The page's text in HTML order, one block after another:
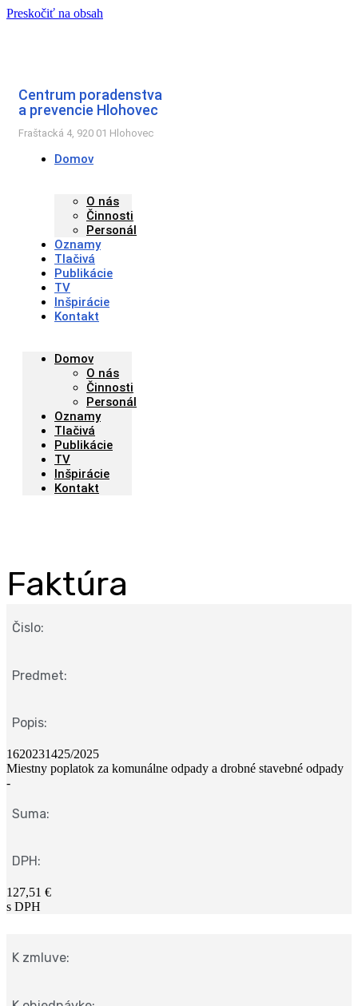
Preskočiť na obsah
Centrum poradenstva
a prevencie Hlohovec
Fraštacká 4, 920 01 Hlohovec
Domov
O nás
Činnosti
Personál
Oznamy
Tlačivá
Publikácie
TV
Inšpirácie
Kontakt
Domov
O nás
Činnosti
Personál
Oznamy
Tlačivá
Publikácie
TV
Inšpirácie
Kontakt
Faktúra
Čislo:
Predmet:
Popis:
1620231425/2025
Miestny poplatok za komunálne odpady a drobné stavebné odpady
-
Suma:
DPH:
127,51 €
s DPH
K zmluve: